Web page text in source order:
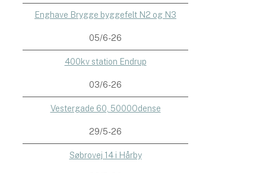
Enghave Brygge byggefelt N2 og N3
05/6-26
400kv station Endrup
03/6-26
Vestergade 60, 5000Odense
29/5-26
Søbrovej 14 i Hårby